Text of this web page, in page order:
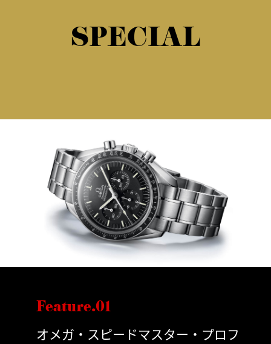
SPECIAL
Feature.01
オメガ・スピードマスター・プロフ